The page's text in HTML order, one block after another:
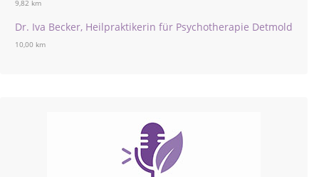
9,82 km
Dr. Iva Becker, Heilpraktikerin für Psychotherapie Detmold
10,00 km